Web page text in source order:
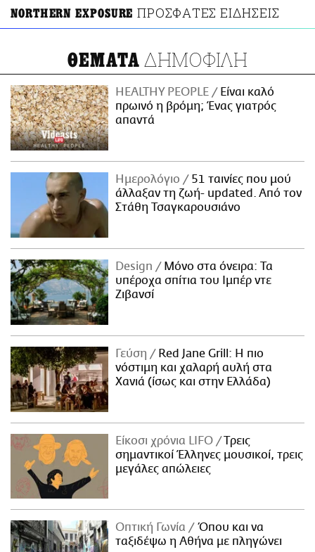
NORTHERN EXPOSURE ΠΡΟΣΦΑΤΕΣ ΕΙΔΗΣΕΙΣ
ΘΕΜΑΤΑ ΔΗΜΟΦΙΛΗ
HEALTHY PEOPLE
Είναι καλό
πρωινό η βρόμη; Ένας γιατρός
απαντά
Ημερολόγιο
51 ταινίες που μού
άλλαξαν τη ζωή- updated. Aπό τον
Στάθη Τσαγκαρουσιάνο
Design
Μόνο στα όνειρα: Τα
υπέροχα σπίτια του Ιμπέρ ντε
Ζιβανσί
Γεύση
Red Jane Grill: Η πιο
νόστιμη και χαλαρή αυλή στα
Χανιά (ίσως και στην Ελλάδα)
Είκοσι χρόνια LIFO
Tρεις
σημαντικοί Έλληνες μουσικοί, τρεις
μεγάλες απώλειες
Οπτική Γωνία
Όπου και να
ταξιδέψω η Αθήνα με πληγώνει